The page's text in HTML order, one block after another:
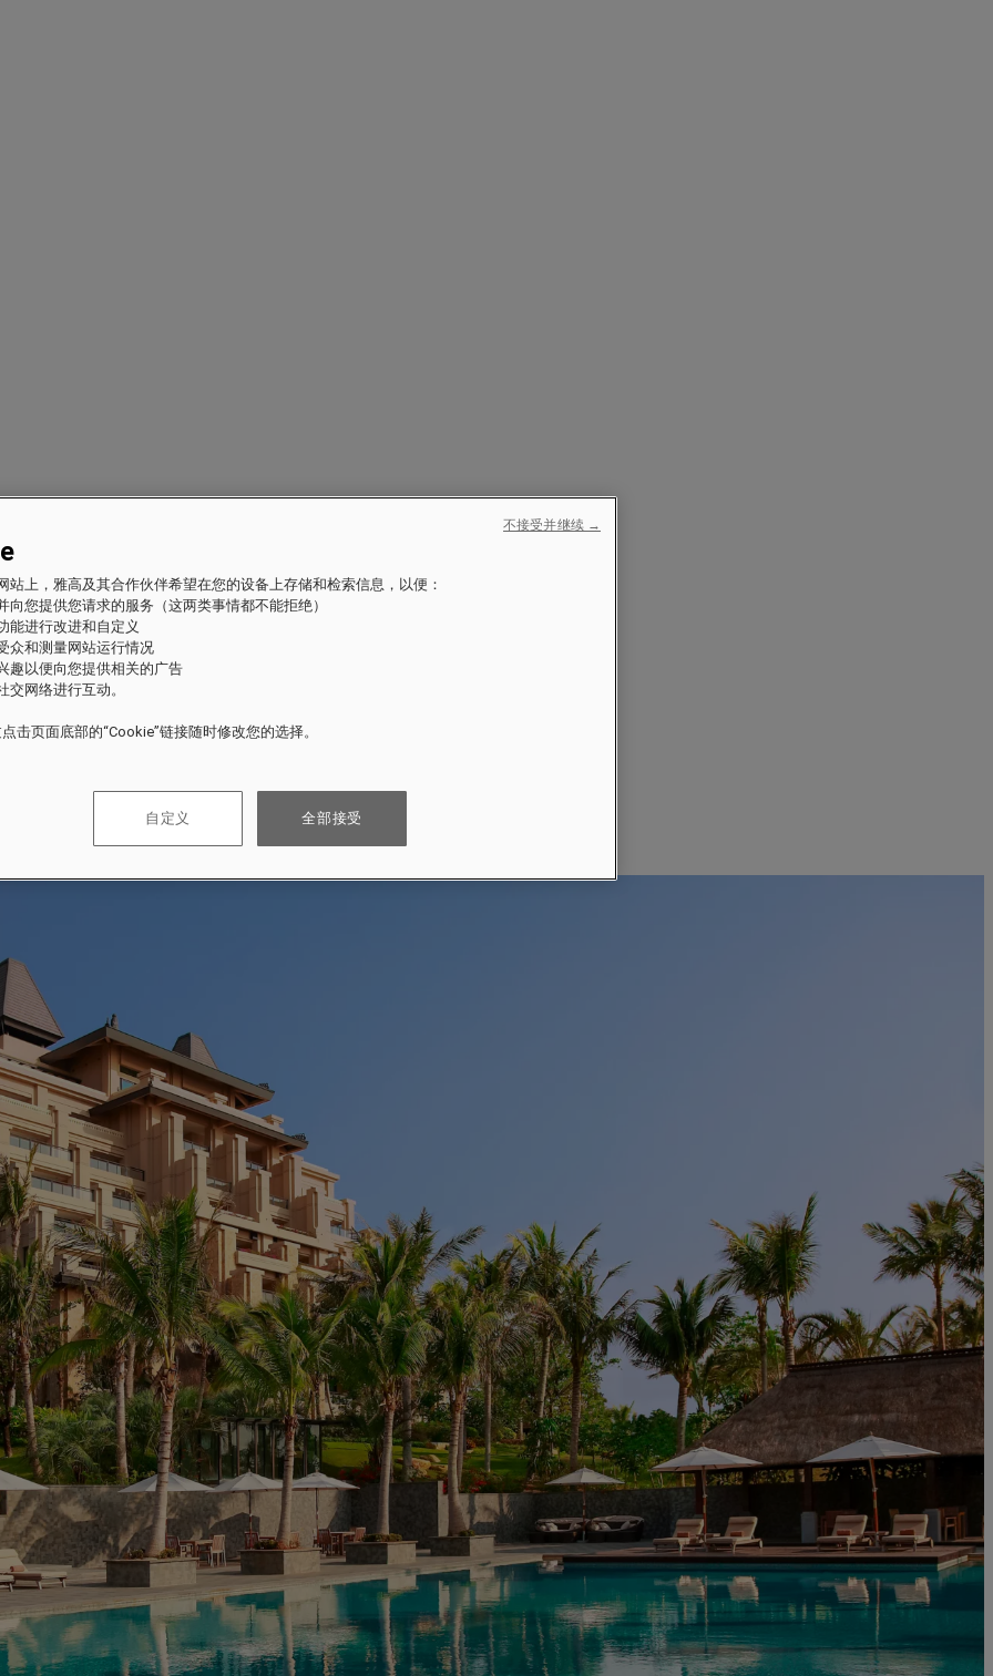
站上，雅高及其合作伙伴希望在您的设备上存储和检索信息，以便：
向您提供您请求的服务（这两类事情都不能拒绝）
能进行改进和自定义
众和测量网站运行情况
趣以便向您提供相关的广告
交网络进行互动。
击页面底部的“Cookie”链接随时修改您的选择。
自定义 全部接受
不接受并继续 →